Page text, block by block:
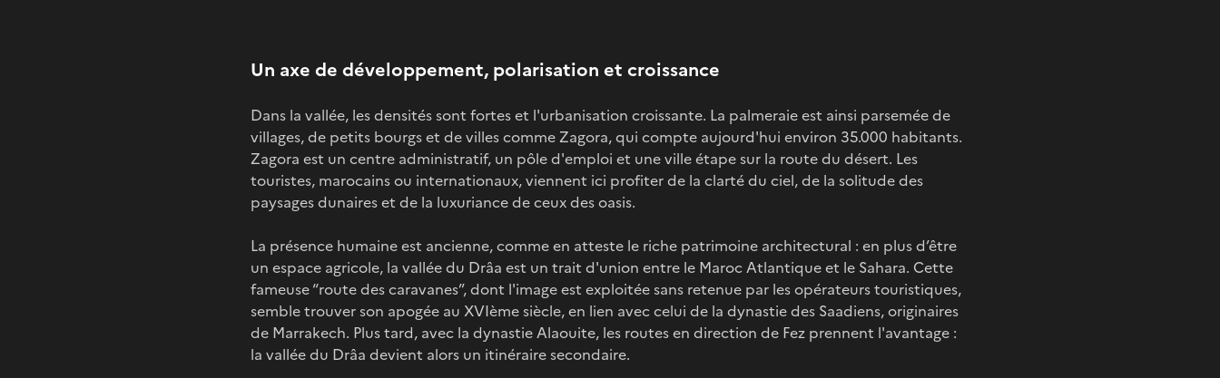
Un axe de développement, polarisation et croissance
Dans la vallée, les densités sont fortes et l'urbanisation croissante. La palmeraie est ainsi parsemée de
villages, de petits bourgs et de villes comme Zagora, qui compte aujourd'hui environ 35.000 habitants.
Zagora est un centre administratif, un pôle d'emploi et une ville étape sur la route du désert. Les
touristes, marocains ou internationaux, viennent ici profiter de la clarté du ciel, de la solitude des
paysages dunaires et de la luxuriance de ceux des oasis.
La présence humaine est ancienne, comme en atteste le riche patrimoine architectural : en plus d’être
un espace agricole, la vallée du Drâa est un trait d'union entre le Maroc Atlantique et le Sahara. Cette
fameuse “route des caravanes”, dont l'image est exploitée sans retenue par les opérateurs touristiques,
semble trouver son apogée au XVIème siècle, en lien avec celui de la dynastie des Saadiens, originaires
de Marrakech. Plus tard, avec la dynastie Alaouite, les routes en direction de Fez prennent l'avantage :
la vallée du Drâa devient alors un itinéraire secondaire.